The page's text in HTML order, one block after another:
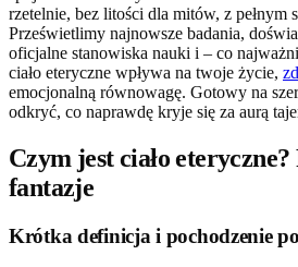
rzetelnie, bez litości dla mitów, z pełnym
Prześwietlimy najnowsze badania,
oficjalne stanowiska nauki i – co
ciało eteryczne wpływa na twoje życie,
emocjonalną równowagę. Gotowy na
odkryć, co naprawdę kryje się za aurą
Czym jest ciało
fantazje
Krótka definicja i pochodzenie